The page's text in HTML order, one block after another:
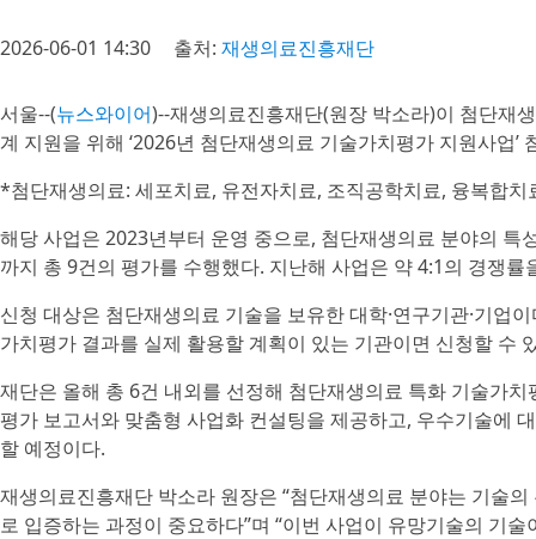
2026-06-01 14:30 출처: 재생의료진흥재단
서울--(뉴스와이어)--재생의료진흥재단(원장 박소라)이 첨단재
계 지원을 위해 ‘2026년 첨단재생의료 기술가치평가 지원사업’
*첨단재생의료: 세포치료, 유전자치료, 조직공학치료, 융복합치
해당 사업은 2023년부터 운영 중으로, 첨단재생의료 분야의 특
까지 총 9건의 평가를 수행했다. 지난해 사업은 약 4:1의 경쟁
신청 대상은 첨단재생의료 기술을 보유한 대학·연구기관·기업
가치평가 결과를 실제 활용할 계획이 있는 기관이면 신청할 수
재단은 올해 총 6건 내외를 선정해 첨단재생의료 특화 기술가
평가 보고서와 맞춤형 사업화 컨설팅을 제공하고, 우수기술에
할 예정이다.
재생의료진흥재단 박소라 원장은 “첨단재생의료 분야는 기술
로 입증하는 과정이 중요하다”며 “이번 사업이 유망기술의 기